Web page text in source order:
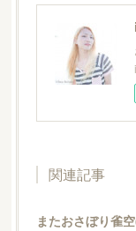
関連記事
またおさぼり雀